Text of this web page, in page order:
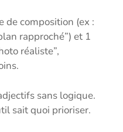
de composition (ex :
rapproché”) et 1
réaliste”,
sans logique.
sait quoi prioriser.